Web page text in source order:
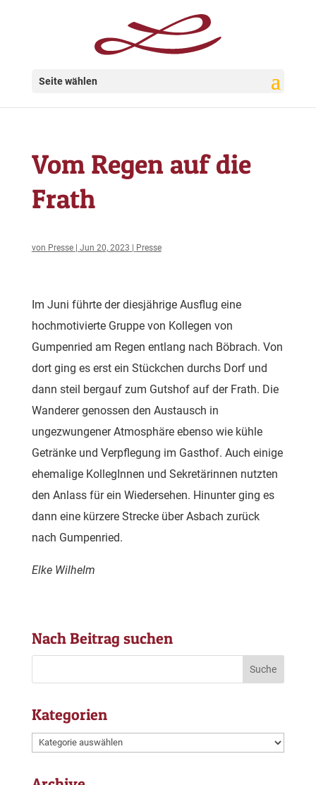
Seite wählen
Vom Regen auf die
Frath
von Presse| Jun 20, 2023 Presse
Im Juni führte der diesjährige Ausflug eine
hochmotivierte Gruppe von Kollegen von
Gumpenried am Regen entlang nach Böbrach. Von
dort ging es erst ein Stückchen durchs Dorf und
dann steil bergauf zum Gutshof auf der Frath. Die
Wanderer genossen den Austausch in
ungezwungener Atmosphäre ebenso wie kühle
Getränke und Verpflegung im Gasthof. Auch einige
ehemalige KollegInnen und Sekretärinnen nutzten
den Anlass für ein Wiedersehen. Hinunter ging es
dann eine kürzere Strecke über Asbach zurück
nach Gumpenried.
Elke Wilhelm
Nach Beitrag suchen
Kategorien
Kategorien